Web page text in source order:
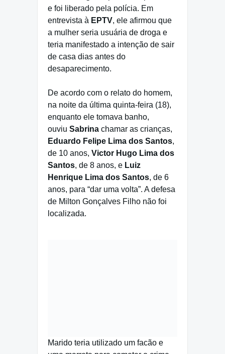
e foi liberado pela polícia. Em
entrevista à EPTV, ele afirmou que
a mulher seria usuária de droga e
teria manifestado a intenção de sair
de casa dias antes do
desaparecimento.
De acordo com o relato do homem,
na noite da última quinta-feira (18),
enquanto ele tomava banho,
ouviu Sabrina chamar as crianças,
Eduardo Felipe Lima dos Santos,
de 10 anos, Victor Hugo Lima dos
Santos, de 8 anos, e Luiz
Henrique Lima dos Santos, de 6
anos, para “dar uma volta”. A defesa
de Milton Gonçalves Filho não foi
localizada.
Marido teria utilizado um facão e